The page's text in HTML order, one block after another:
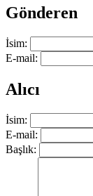
Gönderen
İsim:
E-mail:
Alıcı
İsim:
E-mail:
Başlık: